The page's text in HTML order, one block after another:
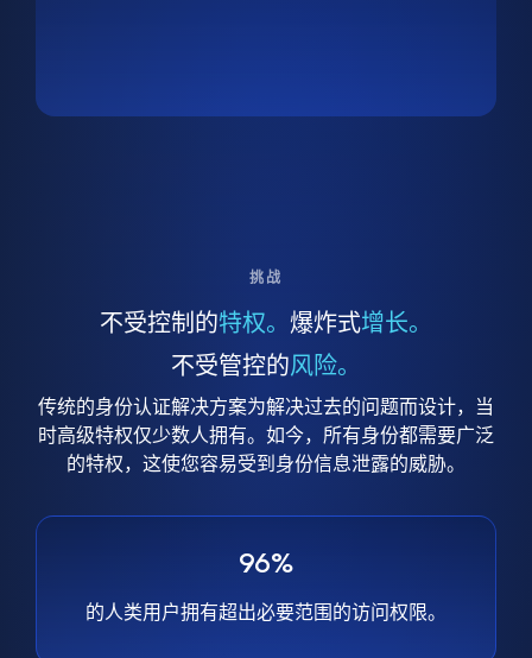
挑战
不受控制的特权。 爆炸式增长。
不受管控的风险。
传统的身份认证解决方案为解决过去的问题而设计，当
时高级特权仅少数人拥有。如今，所有身份都需要广泛
的特权，这使您容易受到身份信息泄露的威胁。
96%
的人类用户拥有超出必要范围的访问权限。